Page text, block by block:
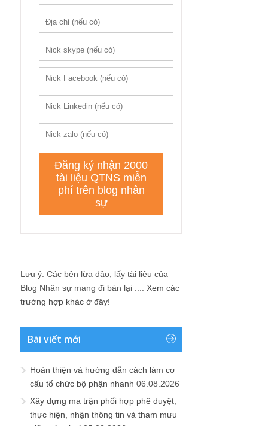
Lưu ý: Các bên lừa đảo, lấy tài liệu của
Blog Nhân sự mang đi bán lại .... Xem các
trường hợp khác ở đây!
Bài viết mới
Hoàn thiện và hướng dẫn cách làm cơ
cấu tổ chức bộ phận nhanh 06.08.2026
Xây dựng ma trận phối hợp phê duyệt,
thực hiện, nhận thông tin và tham mưu